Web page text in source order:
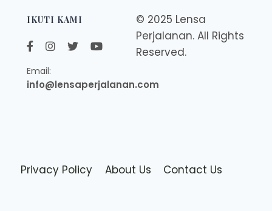
IKUTI KAMI
Email:
info@lensaperjalanan.com
© 2025 Lensa
Perjalanan. All Rights
Reserved.
Privacy Policy About Us Contact Us